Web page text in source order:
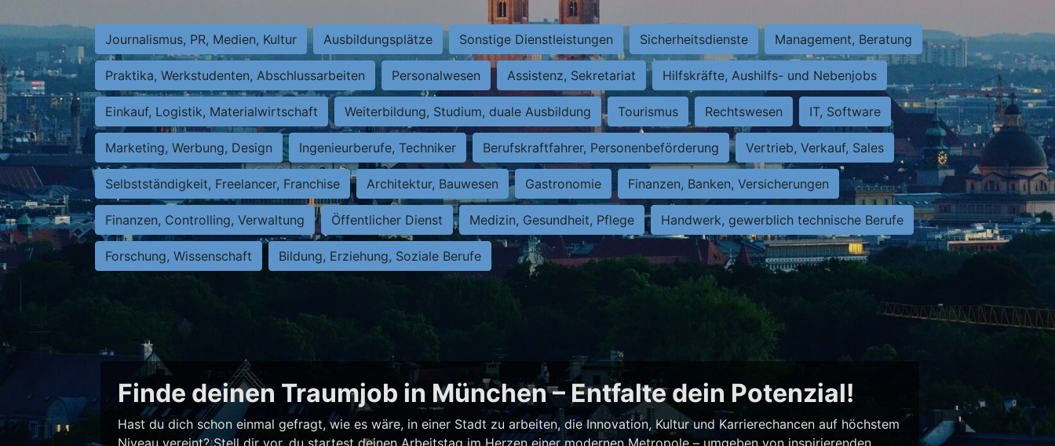
Journalismus, PR, Medien, Kultur Ausbildungsplätze Sonstige Dienstleistungen Sicherheitsdienste Management, Beratung
Praktika, Werkstudenten, Abschlussarbeiten Personalwesen Assistenz, Sekretariat Hilfskräfte, Aushilfs- und Nebenjobs
Einkauf, Logistik, Materialwirtschaft Weiterbildung, Studium, duale Ausbildung Tourismus Rechtswesen IT, Software
Marketing, Werbung, Design Ingenieurberufe, Techniker Berufskraftfahrer, Personenbeförderung Vertrieb, Verkauf, Sales
Selbstständigkeit, Freelancer, Franchise Architektur, Bauwesen Gastronomie Finanzen, Banken, Versicherungen
Finanzen, Controlling, Verwaltung Öffentlicher Dienst Medizin, Gesundheit, Pflege Handwerk, gewerblich technische Berufe
Forschung, Wissenschaft Bildung, Erziehung, Soziale Berufe
Finde deinen Traumjob in München – Entfalte dein Potenzial!
Hast du dich schon einmal gefragt, wie es wäre, in einer Stadt zu arbeiten, die Innovation, Kultur und Karrierechancen auf höchstem